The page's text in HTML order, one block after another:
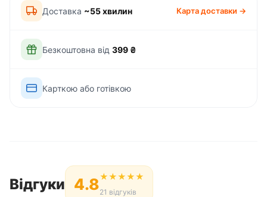
Доставка ~55 хвилин Карта доставки →
Безкоштовна від 399 ₴
Карткою або готівкою
Відгуки 4.8★★★★★
21 відгуків